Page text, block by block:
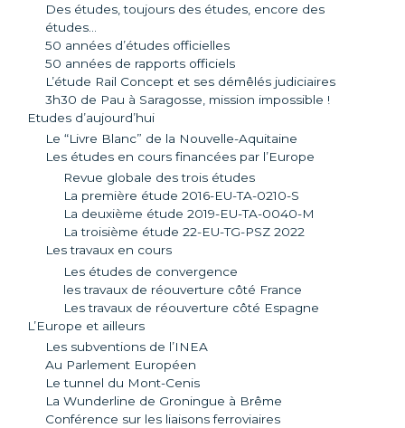
Des études, toujours des études, encore des
études…
50 années d’études officielles
50 années de rapports officiels
L’étude Rail Concept et ses démêlés judiciaires
3h30 de Pau à Saragosse, mission impossible !
Etudes d’aujourd’hui
Le “Livre Blanc” de la Nouvelle-Aquitaine
Les études en cours financées par l’Europe
Revue globale des trois études
La première étude 2016-EU-TA-0210-S
La deuxième étude 2019-EU-TA-0040-M
La troisième étude 22-EU-TG-PSZ 2022
Les travaux en cours
Les études de convergence
les travaux de réouverture côté France
Les travaux de réouverture côté Espagne
L’Europe et ailleurs
Les subventions de l’INEA
Au Parlement Européen
Le tunnel du Mont-Cenis
La Wunderline de Groningue à Brême
Conférence sur les liaisons ferroviaires